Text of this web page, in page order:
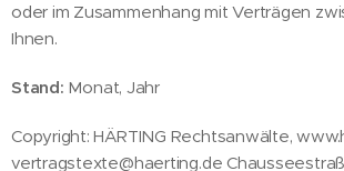
oder im Zusammenhang mit Verträgen
Ihnen.
Stand: Monat, Jahr
Copyright: HÄRTING Rechtsanwälte,
vertragstexte@haerting.de